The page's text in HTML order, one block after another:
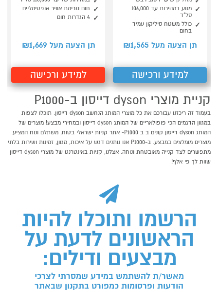
מנוע במהירות עד 106,000
סל"ד
כולל משטח סיליקון עמיד
בחום
תן הצעה מעל ₪ 1,565
למידע ורכישה
חום וזרימת אוויר אופטימליים
4 הגדרות חום
תן הצעה מעל ₪ 1,669
למידע ורכישה
קניית מוצרי dyson דייסון ב-P1000
בעמוד זה ריכזנו עבורכם את כל מוצרי המותג הנחשב dyson דייסון. תוכלו לצפות
במגוון הדגמים הכי פופולאריים של המותג dyson דייסון ובמחירי מבצע! מוצרים של
המותג dyson דייסון קונים ב ב P1000- אתר קניות ישראלי בטוח, משתלם ונוח המציע
מוצרים מומלצים במבצע. ב-P1000 אנו נותנים דגש על איכות, מגוון, זמינות ושירות בלתי
מתפשרים לצד קנייה מאובטחת ונוחה. אצלנו, קניות באינטרנט של מוצרי dyson דייסון
שוות לך פי אלף!
הרשמו ותוכלו להיות
הראשונים לדעת על
מבצעים ודילים:
מאשר/ת להשתמש במידע שמסרתי לצרכי
הודעות ופרסומות כמפורט בתקנון שבאתר